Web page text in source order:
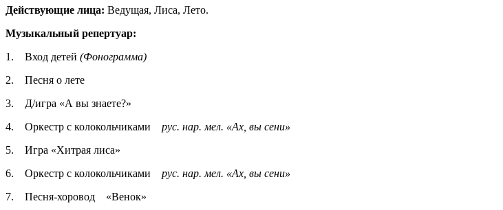
Действующие лица: Ведущая, Лиса, Лето.
Музыкальный репертуар:
1. Вход детей (Фонограмма)
2. Песня о лете
3. Д/игра «А вы знаете?»
4. Оркестр с колокольчиками рус. нар. мел. «Ах, вы сени»
5. Игра «Хитрая лиса»
6. Оркестр с колокольчиками рус. нар. мел. «Ах, вы сени»
7. Песня-хоровод
«Венок»